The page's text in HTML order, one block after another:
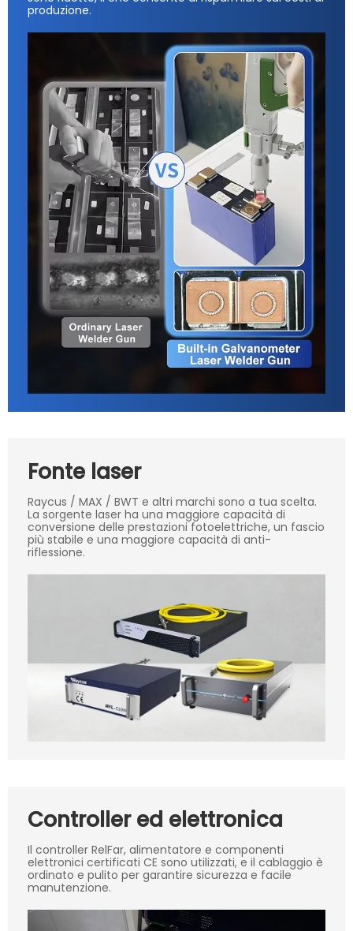
produzione.
Fonte laser
Raycus / MAX / BWT e altri marchi sono a tua scelta.
La sorgente laser ha una maggiore capacità di
conversione delle prestazioni fotoelettriche, un fascio
più stabile e una maggiore capacità di anti-
riflessione.
Controller ed elettronica
Il controller RelFar, alimentatore e componenti
elettronici certificati CE sono utilizzati, e il cablaggio è
ordinato e pulito per garantire sicurezza e facile
manutenzione.